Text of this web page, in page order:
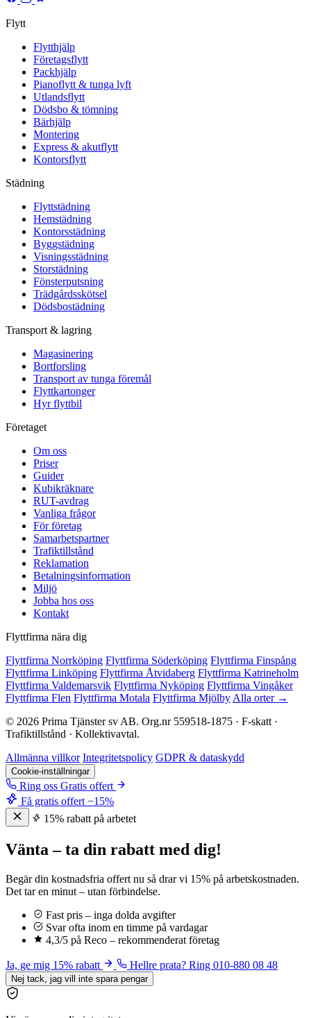
Flytt
Flytthjälp
Företagsflytt
Packhjälp
Pianoflytt & tunga lyft
Utlandsflytt
Dödsbo & tömning
Bärhjälp
Montering
Express & akutflytt
Kontorsflytt
Städning
Flyttstädning
Hemstädning
Kontorsstädning
Byggstädning
Visningsstädning
Storstädning
Fönsterputsning
Trädgårdsskötsel
Dödsbostädning
Transport & lagring
Magasinering
Bortforsling
Transport av tunga föremål
Flyttkartonger
Hyr flyttbil
Företaget
Om oss
Priser
Guider
Kubikräknare
RUT-avdrag
Vanliga frågor
För företag
Samarbetspartner
Trafiktillstånd
Reklamation
Betalningsinformation
Miljö
Jobba hos oss
Kontakt
Flyttfirma nära dig
Flyttfirma Norrköping Flyttfirma Söderköping Flyttfirma Finspång
Flyttfirma Linköping Flyttfirma Åtvidaberg Flyttfirma Katrineholm
Flyttfirma Valdemarsvik Flyttfirma Nyköping Flyttfirma Vingåker
Flyttfirma Flen Flyttfirma Motala Flyttfirma Mjölby Alla orter →
© 2026 Prima Tjänster sv AB. Org.nr 559518-1875 · F-skatt ·
Trafiktillstånd · Kollektivavtal.
Allmänna villkor Integritetspolicy GDPR & dataskydd
Cookie-inställningar
Ring oss Gratis offert
Få gratis offert −15%
15% rabatt på arbetet
Vänta – ta din rabatt med dig!
Begär din kostnadsfria offert nu så drar vi 15% på arbetskostnaden.
Det tar en minut – utan förbindelse.
Fast pris – inga dolda avgifter
Svar ofta inom en timme på vardagar
4,3/5 på Reco – rekommenderat företag
Ja, ge mig 15% rabatt Hellre prata? Ring 010-880 08 48
Nej tack, jag vill inte spara pengar